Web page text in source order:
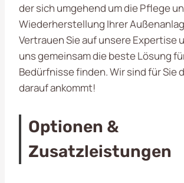
der sich umgehend um die Pflege
Wiederherstellung Ihrer
Vertrauen Sie auf unsere Expertise
uns gemeinsam die beste Lösung
Bedürfnisse finden. Wir sind für Sie
darauf ankommt!
Optionen &
Zusatzleistungen